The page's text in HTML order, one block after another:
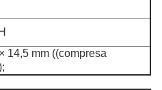
14,5 mm ((compresa